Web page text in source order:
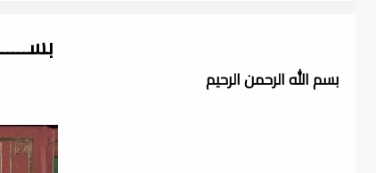
بسم الله الرحمن الرحيم